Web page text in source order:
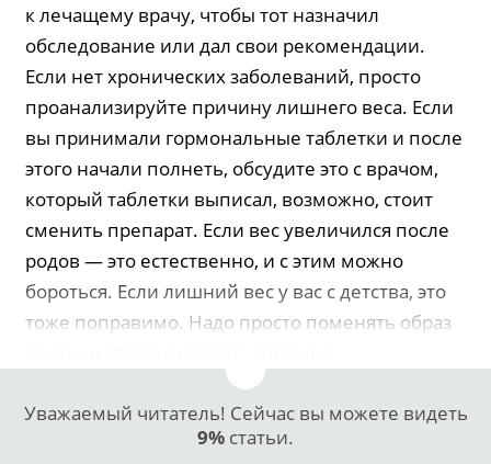
к лечащему врачу, чтобы тот назначил
обследование или дал свои рекомендации.
Если нет хронических заболеваний, просто
проанализируйте причину лишнего веса. Если
вы принимали гормональные таблетки и после
этого начали полнеть, обсудите это с врачом,
который таблетки выписал, возможно, стоит
сменить препарат. Если вес увеличился после
родов — это естественно, и с этим можно
бороться. Если лишний вес у вас с детства, это
тоже поправимо. Надо просто поменять образ
Уважаемый читатель! Сейчас вы можете видеть
9% статьи.